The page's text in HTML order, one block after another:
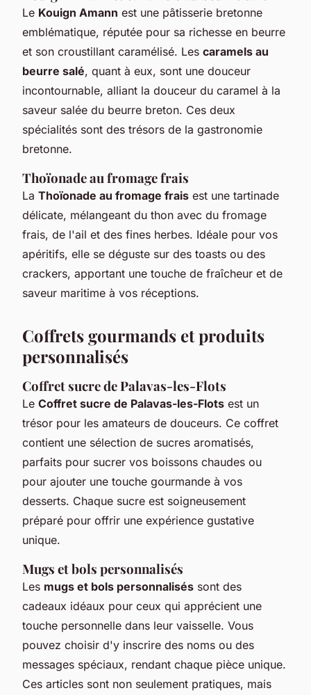
Le Kouign Amann est une pâtisserie bretonne
emblématique, réputée pour sa richesse en beurre
et son croustillant caramélisé. Les caramels au
beurre salé, quant à eux, sont une douceur
incontournable, alliant la douceur du caramel à la
saveur salée du beurre breton. Ces deux
spécialités sont des trésors de la gastronomie
bretonne.
Thoïonade au fromage frais
La Thoïonade au fromage frais est une tartinade
délicate, mélangeant du thon avec du fromage
frais, de l'ail et des fines herbes. Idéale pour vos
apéritifs, elle se déguste sur des toasts ou des
crackers, apportant une touche de fraîcheur et de
saveur maritime à vos réceptions.
Coffrets gourmands et produits
personnalisés
Coffret sucre de Palavas-les-Flots
Le Coffret sucre de Palavas-les-Flots est un
trésor pour les amateurs de douceurs. Ce coffret
contient une sélection de sucres aromatisés,
parfaits pour sucrer vos boissons chaudes ou
pour ajouter une touche gourmande à vos
desserts. Chaque sucre est soigneusement
préparé pour offrir une expérience gustative
unique.
Mugs et bols personnalisés
Les mugs et bols personnalisés sont des
cadeaux idéaux pour ceux qui apprécient une
touche personnelle dans leur vaisselle. Vous
pouvez choisir d'y inscrire des noms ou des
messages spéciaux, rendant chaque pièce unique.
Ces articles sont non seulement pratiques, mais